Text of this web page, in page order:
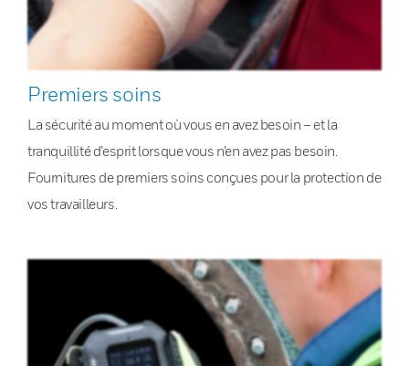
Premiers soins
La sécurité au moment où vous en avez besoin – et la
tranquillité d’esprit lorsque vous n’en avez pas besoin.
Fournitures de premiers soins conçues pour la protection de
vos travailleurs.